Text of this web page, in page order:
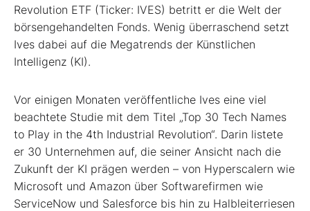
Revolution ETF (Ticker: IVES) betritt er die Welt der
börsengehandelten Fonds. Wenig überraschend setzt
Ives dabei auf die Megatrends der Künstlichen
Intelligenz (KI).
Vor einigen Monaten veröffentliche Ives eine viel
beachtete Studie mit dem Titel „Top 30 Tech Names
to Play in the 4th Industrial Revolution“. Darin listete
er 30 Unternehmen auf, die seiner Ansicht nach die
Zukunft der KI prägen werden – von Hyperscalern wie
Microsoft und Amazon über Softwarefirmen wie
ServiceNow und Salesforce bis hin zu Halbleiterriesen